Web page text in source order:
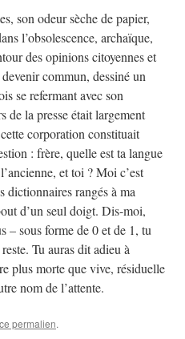
son odeur sèche de papier,
l’obsolescence, archaïque,
des opinions citoyennes et
commun, dessiné un
se refermant avec son
de la presse était largement
corporation constituait
: frère, quelle est ta langue
et toi ? Moi c’est
dictionnaires rangés à ma
d’un seul doigt. Dis-moi,
– sous forme de 0 et de 1, tu
Tu auras dit adieu à
plus morte que vive, résiduelle
nom de l’attente.
ce permalien.